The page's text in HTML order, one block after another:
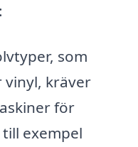
som
kräver
för
exempel